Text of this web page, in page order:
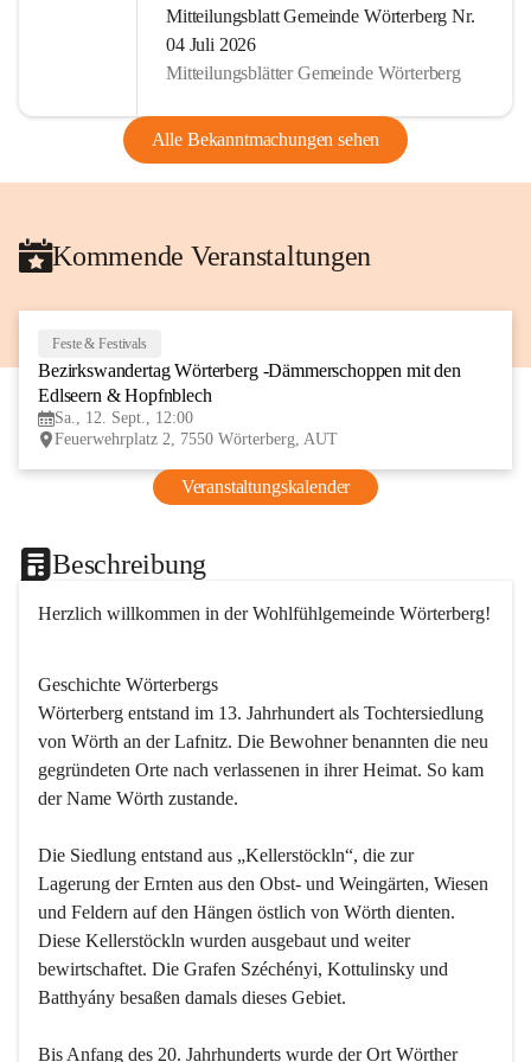
Mitteilungsblatt Gemeinde Wörterberg Nr.
04 Juli 2026
Mitteilungsblätter Gemeinde Wörterberg
Alle Bekanntmachungen sehen
Kommende Veranstaltungen
Feste & Festivals
Bezirkswandertag Wörterberg -Dämmerschoppen mit den
Edlseern & Hopfnblech
Sa., 12. Sept., 12:00
Feuerwehrplatz 2, 7550 Wörterberg, AUT
Veranstaltungskalender
Beschreibung
Herzlich willkommen in der Wohlfühlgemeinde Wörterberg!
Geschichte Wörterbergs
Wörterberg entstand im 13. Jahrhundert als Tochtersiedlung
von Wörth an der Lafnitz. Die Bewohner benannten die neu
gegründeten Orte nach verlassenen in ihrer Heimat. So kam
der Name Wörth zustande.
Die Siedlung entstand aus „Kellerstöckln“, die zur
Lagerung der Ernten aus den Obst- und Weingärten, Wiesen
und Feldern auf den Hängen östlich von Wörth dienten.
Diese Kellerstöckln wurden ausgebaut und weiter
bewirtschaftet. Die Grafen Széchényi, Kottulinsky und
Batthyány besaßen damals dieses Gebiet.
Bis Anfang des 20. Jahrhunderts wurde der Ort Wörther